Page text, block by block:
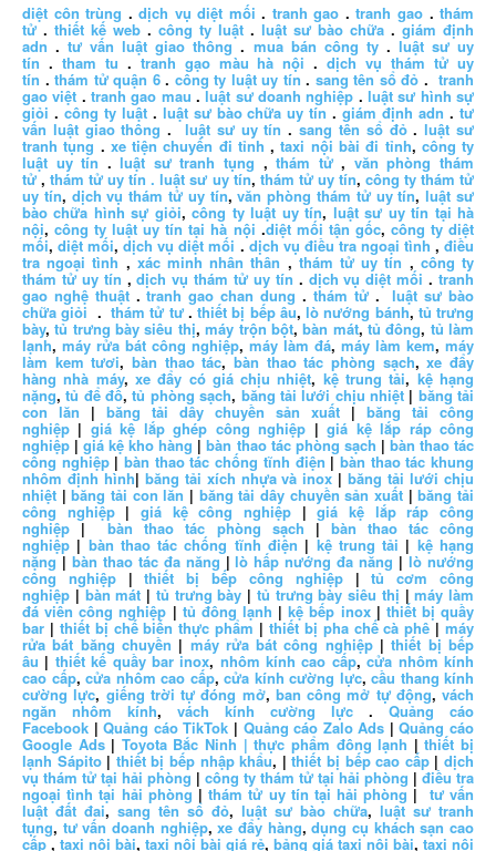
diệt côn trùng .dịch vụ diệt mối . tranh gao .tranh gao .thám
tử. thiết kế web . công ty luật . luật sư bào chữa .giám định
adn .tư vấn luật giao thông. mua bán công ty. luật sư uy
tín . tham tu .tranh gạo màu hà nội .dịch vụ thám tử uy
tín .thám tử quận 6. công ty luật uy tín . sang tên sổ đỏ .tranh
gao việt .tranh gao mau .luật sư doanh nghiệp .luật sư hình sự
giỏi . công ty luật. luật sư bào chữa uy tín .giám định adn .tư
vấn luật giao thông .luật sư uy tín .sang tên sổ đỏ.luật sư
tranh tụng . xe tiện chuyến đi tỉnh ,taxi nội bài đi tỉnh, công ty
luật uy tín .luật sư tranh tụng ,thám tử, văn phòng thám
tử,thám tử uy tín . luật sư uy tín, thám tử uy tín, công ty thám tử
uy tín, dịch vụ thám tử uy tín,văn phòng thám tử uy tín,luật sư
bào chữa hình sự giỏi,công ty luật uy tín, luật sư uy tín tại hà
nội,công ty luật uy tín tại hà nội .diệt mối tận gốc, công ty diệt
mối,diệt mối,dịch vụ diệt mối .dịch vụ điều tra ngoại tình ,điều
tra ngoại tình ,xác minh nhân thân ,thám tử uy tín , công ty
thám tử uy tín ,dịch vụ thám tử uy tín . dịch vụ diệt mối .tranh
gao nghệ thuật.tranh gao chan dung . thám tử.luật sư bào
chữa giỏi .thám tử tư.thiết bị bếp âu,lò nướng bánh, tủ trưng
bày,tủ trưng bày siêu thị,máy trộn bột,bàn mát,tủ đông, tủ làm
lạnh, máy rửa bát công nghiệp, máy làm đá, máy làm kem, máy
làm kem tươi,bàn thao tác,bàn thao tác phòng sạch,xe đẩy
hàng nhà máy, xe đẩy có giá chịu nhiệt, kệ trung tải, kệ hạng
nặng,tủ để đồ,tủ phòng sạch, băng tải lưới chịu nhiệt| băng tải
con lăn | băng tải dây chuyền sản xuất | băng tải công
nghiệp | giá kệ lắp ghép công nghiệp |giá kệ lắp ráp công
nghiệp |giá kệ kho hàng |bàn thao tác phòng sạch | bàn thao tác
công nghiệp|bàn thao tác chống tĩnh điện |bàn thao tác khung
nhôm định hình| băng tải xích nhựa và inox|băng tải lưới chịu
nhiệt |băng tải con lăn | băng tải dây chuyền sản xuất |băng tải
công nghiệp|giá kệ công nghiệp |giá kệ lắp ráp công
nghiệp |bàn thao tác phòng sạch| bàn thao tác công
nghiệp | bàn thao tác chống tĩnh điện | kệ trung tải | kệ hạng
nặng| bàn thao tác đa năng|lò hấp nướng đa năng |lò nướng
công nghiệp|thiết bị bếp công nghiệp|tủ cơm công
nghiệp |bàn mát | tủ trưng bày | tủ trưng bày siêu thị |máy làm
đá viên công nghiệp | tủ đông lạnh |kệ bếp inox| thiết bị quầy
bar | thiết bị chế biến thực phẩm | thiết bị pha chế cà phê| máy
rửa bát băng chuyền | máy rửa bát công nghiệp|thiết bị bếp
âu | thiết kế quầy bar inox, nhôm kính cao cấp,cửa nhôm kính
cao cấp, cửa nhôm cao cấp, cửa kính cường lực, cầu thang kính
cường lực, giếng trời tự đóng mở, ban công mở tự động, vách
ngăn nhôm kính, vách kính cường lực .Quảng cáo
Facebook |Quảng cáo TikTok | Quảng cáo Zalo Ads |Quảng cáo
Google Ads| Toyota Bắc Ninh | thực phẩm đông lạnh |thiết bị
lạnh Sápito |thiết bị bếp nhập khẩu, |thiết bị bếp cao cấp|dịch
vụ thám tử tại hải phòng | công ty thám tử tại hải phòng |điều tra
ngoại tình tại hải phòng |thám tử uy tín tại hải phòng | tư vấn
luật đất đai, sang tên sổ đỏ, luật sư bào chữa, luật sư tranh
tụng, tư vấn doanh nghiệp,xe đẩy hàng,dụng cụ khách sạn cao
cấp, taxi nội bài, taxi nội bài giá rẻ, bảng giá taxi nội bài, taxi nội